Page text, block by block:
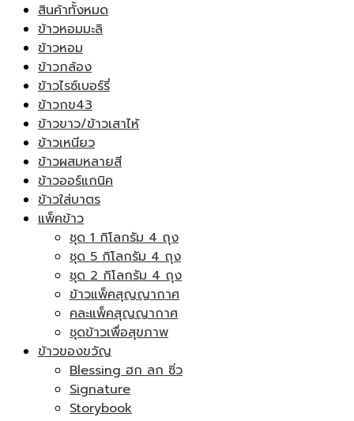
สินค้าทั้งหมด
ข้าวหอมมะลิ
ข้าวหอม
ข้าวกล้อง
ข้าวไรซ์เบอร์รี่
ข้าวกข43
ข้าวขาว/ข้าวเสาไห้
ข้าวเหนียว
ข้าวผสมหลายสี
ข้าวออร์แกนิค
ข้าวใส่บาตร
แพ็คข้าว
ชุด 1 กิโลกรัม 4 ถุง
ชุด 5 กิโลกรัม 4 ถุง
ชุด 2 กิโลกรัม 4 ถุง
ข้าวแพ็คสุญญากาศ
คละแพ็คสุญญากาศ
ชุดข้าวเพื่อสุขภาพ
ข้าวของขวัญ
Blessing ฮก ลก ซิ่ว
Signature
Storybook